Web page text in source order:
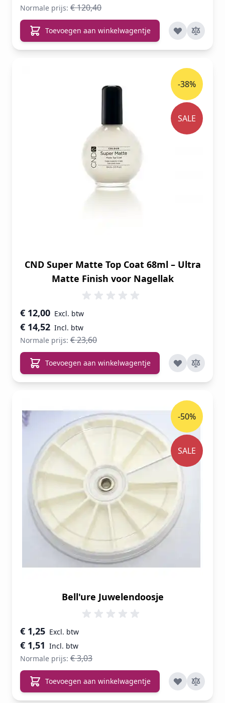
Normale prijs: € 120,40
Toevoegen aan winkelwagentje
CND Super Matte Top Coat 68ml – Ultra
Matte Finish voor Nagellak
Speciale prijs
€ 14,52
€ 12,00
Normale prijs: € 23,60
-38%
SALE
Toevoegen aan winkelwagentje
Bell'ure Juwelendoosje
Speciale prijs
€ 1,51
€ 1,25
Normale prijs: € 3,03
-50%
SALE
Toevoegen aan winkelwagentje